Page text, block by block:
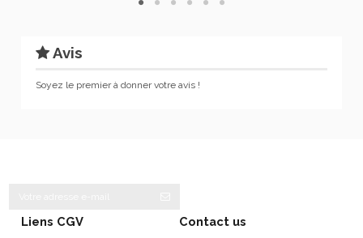
Avis
Soyez le premier à donner votre avis !
Liens CGV Contact us